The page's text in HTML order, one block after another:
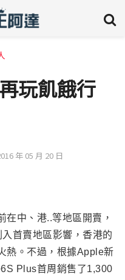
玩飢餓行
年 05 月 20 日
中、港..等地區開賣，
首賣地區影響，香港的
熱。不過，根據Apple新
Plus首周銷售了1,300